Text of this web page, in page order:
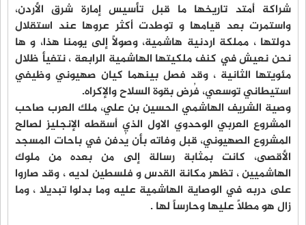
شراكة أمتد تاريخها ما قبل تأسيس إمارة شرق الأردن،
واستمرت بعد قيامها و توطدت أكثر عروها عند استقلال
دولتها ، مملكة اردنية هاشمية، وصولاً إلى يومنا هذا، و ها
نحن نعيش في كنف ملكيتها الهاشمية الرابعة ، نتفيأ ظلال
مئويتها الثانية ، وقد فصل بينهما كيان صهيوني وظيفي
استيطاني توسعي، فُرض بقوة السلاح والإكراه.
وصية الشريف الهاشمي الحسين بن علي، ملك العرب صاحب
المشروع العربي الوحدوي الاول الذي أسقطه الإنجليز لصالح
المشروع الصهيوني، قبل وفاته بأن يُدفن في باحات المسجد
الأقصى، كانت بمثابة رسالة إلى من بعده من ملوك
الهاشميين ، تظهر مكانة القدس و فلسطين لديه ، وقد صاروا
على دربه في الوصاية الهاشمية عليه وما بدلوا تبديلا ، وما
زال هو مطلاً عليها وحارساً لها .